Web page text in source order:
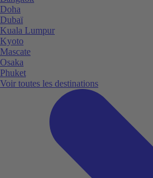
Doha
Dubaï
Kuala Lumpur
Kyoto
Mascate
Osaka
Phuket
Voir toutes les destinations